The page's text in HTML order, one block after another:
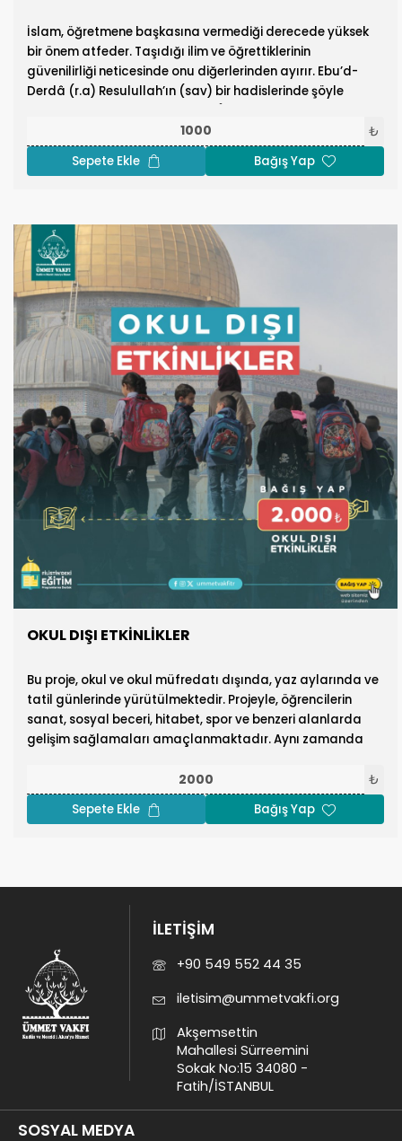
İslam, öğretmene başkasına vermediği derecede yüksek
bir önem atfeder. Taşıdığı ilim ve öğrettiklerinin
güvenilirliği neticesinde onu diğerlerinden ayırır. Ebu’d-
Derdâ (r.a) Resulullah’ın (sav) bir hadislerinde şöyle
üstünlüğü, ayın diğer yıldızlara üstünlüğü gibidir.” (Ebû
Dâvûd, İlim 1)
₺
Sepete Ekle Bağış Yap
OKUL DIŞI ETKİNLİKLER
Bu proje, okul ve okul müfredatı dışında, yaz aylarında ve
tatil günlerinde yürütülmektedir. Projeyle, öğrencilerin
sanat, sosyal beceri, hitabet, spor ve benzeri alanlarda
gelişim sağlamaları amaçlanmaktadır. Aynı zamanda
bilinçli bireyler olmaları için proje kapsamında Mescid-i
Aksa gezisi ve Kudüs tarihi tanıtımı yapılmaktadır.
₺
Sepete Ekle Bağış Yap
İLETİŞİM
+90 549 552 44 35
iletisim@ummetvakfi.org
Akşemsettin
Mahallesi Sürreemini
Sokak No:15 34080 -
Fatih/İSTANBUL
SOSYAL MEDYA